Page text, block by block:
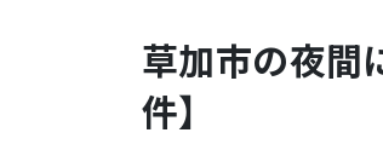
草加市の夜間
件】